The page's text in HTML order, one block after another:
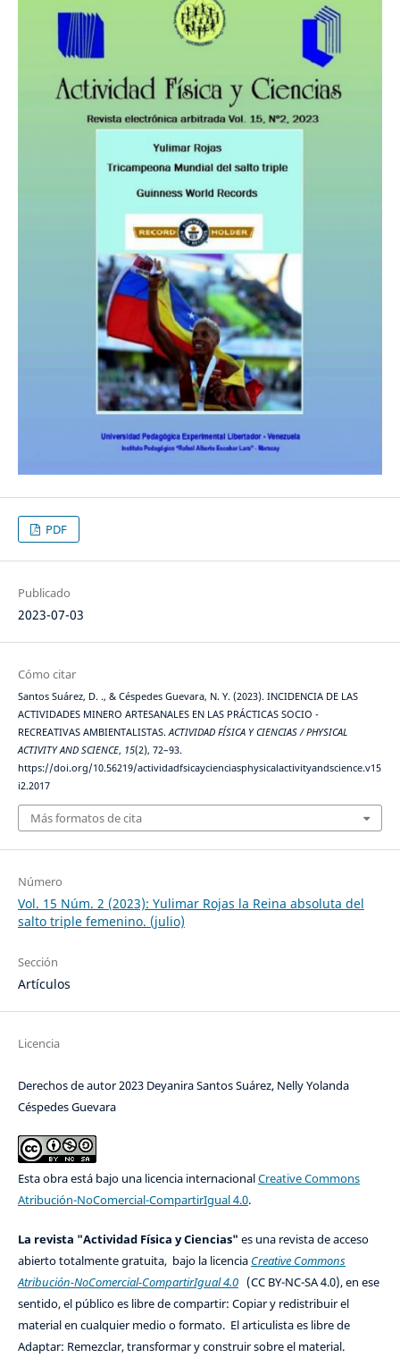
PDF
Publicado
2023-07-03
Cómo citar
Santos Suárez, D. ., & Céspedes Guevara, N. Y. (2023). INCIDENCIA DE LAS
ACTIVIDADES MINERO ARTESANALES EN LAS PRÁCTICAS SOCIO -
RECREATIVAS AMBIENTALISTAS.ACTIVIDAD FÍSICA Y CIENCIAS / PHYSICAL
ACTIVITY AND SCIENCE, 15(2), 72–93.
https://doi.org/10.56219/actividadfsicaycienciasphysicalactivityandscience.v15
i2.2017
Más formatos de cita
Número
Vol. 15 Núm. 2 (2023): Yulimar Rojas la Reina absoluta del
salto triple femenino. (julio)
Sección
Artículos
Licencia
Derechos de autor 2023 Deyanira Santos Suárez, Nelly Yolanda
Céspedes Guevara
Esta obra está bajo una licencia internacionalCreative Commons
Atribución-NoComercial-CompartirIgual 4.0.
La revista "Actividad Física y Ciencias" es una revista de acceso
abierto totalmente gratuita, bajo la licencia Creative Commons
Atribución-NoComercial-CompartirIgual 4.0(CC BY-NC-SA 4.0), en ese
sentido, el público es libre de compartir: Copiar y redistribuir el
material en cualquier medio o formato. El articulista es libre de
Adaptar: Remezclar, transformar y construir sobre el material.